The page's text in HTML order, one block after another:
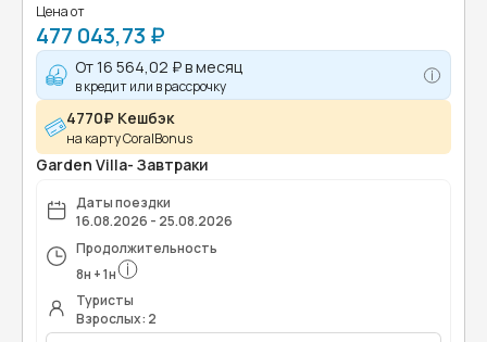
Цена от
477 043,73 ₽
От16 564,02 ₽в месяц
в кредит или в рассрочку
4770₽ Кешбэк
на карту CoralBonus
Garden Villa- Завтраки
Даты поездки
16.08.2026 - 25.08.2026
Продолжительность
8н +1н
Туристы
Взрослых: 2